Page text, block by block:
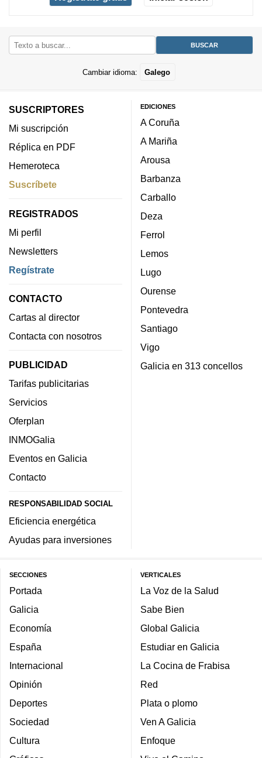
Cambiar idioma: Galego
SUSCRIPTORES
Mi suscripción
Réplica en PDF
Hemeroteca
Suscríbete
REGISTRADOS
Mi perfil
Newsletters
Regístrate
CONTACTO
Cartas al director
Contacta con nosotros
PUBLICIDAD
Tarifas publicitarias
Servicios
Oferplan
INMOGalia
Eventos en Galicia
Contacto
RESPONSABILIDAD SOCIAL
Eficiencia energética
Ayudas para inversiones
EDICIONES
A Coruña
A Mariña
Arousa
Barbanza
Carballo
Deza
Ferrol
Lemos
Lugo
Ourense
Pontevedra
Santiago
Vigo
Galicia en 313 concellos
SECCIONES
Portada
Galicia
Economía
España
Internacional
Opinión
Deportes
Sociedad
Cultura
VERTICALES
La Voz de la Salud
Sabe Bien
Global Galicia
Estudiar en Galicia
La Cocina de Frabisa
Red
Plata o plomo
Ven A Galicia
Enfoque